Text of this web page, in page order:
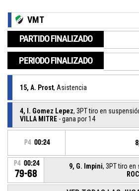
VMT
PARTIDO FINALIZADO
PERIODO FINALIZADO
15, A. Prost, Asistencia
4, I. Gomez Lepez, 3PT tiro en
VILLA MITRE - gana por 14
P4 00:24
P4 00:24
79-68
9, G. Impini, 3PT tiro